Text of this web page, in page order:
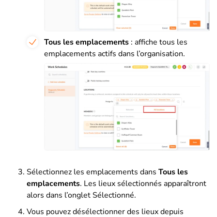
Tous les emplacements : affiche tous les
emplacements actifs dans l’organisation.
Sélectionnez les emplacements dans Tous les
emplacements. Les lieux sélectionnés apparaîtront
alors dans l’onglet Sélectionné.
Vous pouvez désélectionner des lieux depuis